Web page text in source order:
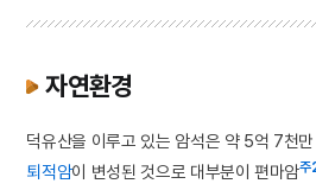
자연환경
덕유산을 이루고 있는 암석은 약 5억 7천
퇴적암이 변성된 것으로 대부분이 편마암주